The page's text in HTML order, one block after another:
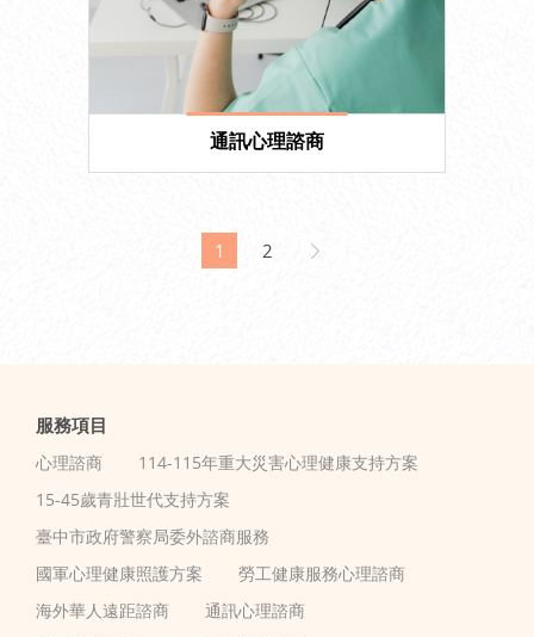
通訊心理諮商
1 2
服務項目
心理諮商
114-115年重大災害心理健康支持方案
15-45歲青壯世代支持方案
臺中市政府警察局委外諮商服務
國軍心理健康照護方案
勞工健康服務心理諮商
海外華人遠距諮商
通訊心理諮商